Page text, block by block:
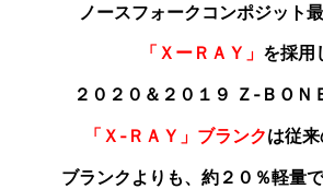
ノースフォークコンポジット
「ＸーＲＡＹ」 を採用
２０２０＆２０１９ Ｚ‐ＢＯＮ
「Ｘ‐ＲＡＹ」ブランクは従来
ブランクよりも、約２０％軽量